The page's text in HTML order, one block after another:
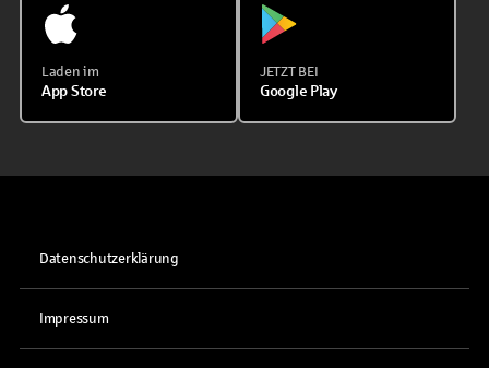
Laden im
App Store
JETZT BEI
Google Play
Datenschutzerklärung
Impressum